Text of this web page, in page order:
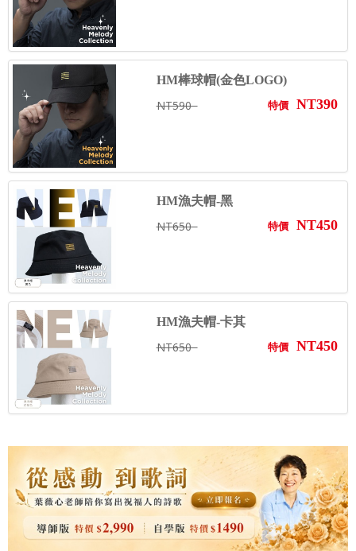
HM棒球帽(金色LOGO)
NT590 特價 NT390
HM漁夫帽-黑
NT650 特價 NT450
HM漁夫帽-卡其
NT650 特價 NT450